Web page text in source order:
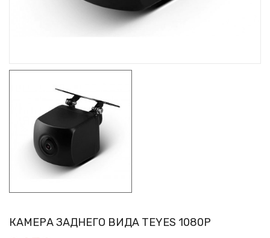
КАМЕРА ЗАДНЕГО ВИДА TEYES 1080P